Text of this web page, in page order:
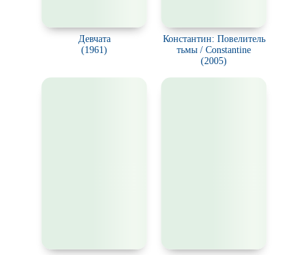
Девчата
(1961)
Константин: Повелитель
тьмы / Constantine
(2005)